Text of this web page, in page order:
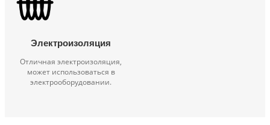
Электроизоляция
Отличная электроизоляция,
может использоваться в
электрооборудовании.